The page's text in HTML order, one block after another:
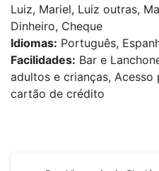
Luiz, Mariel, Luiz outras,
Dinheiro, Cheque
Idiomas: Português,
Facilidades: Bar e
adultos e crianças, Acesso
cartão de crédito